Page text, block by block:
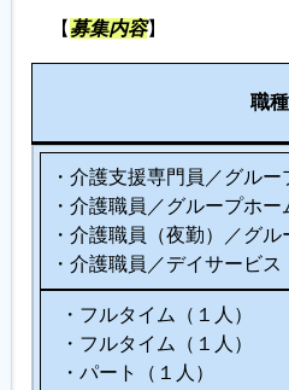
【 募集内容】
職種
・介護支援専門員／グルー
・介護職員／グループホー
・介護職員（夜勤）／グル
・介護職員／デイサー
・フルタイム（１人）
・フルタイム（１人）
・パート（１人）